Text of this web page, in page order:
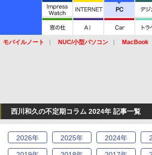
モバイルノート NUC/小型パソコン MacBook
西川和久の不定期コラム 2024年 記事一覧
2026年 2025年 2024年